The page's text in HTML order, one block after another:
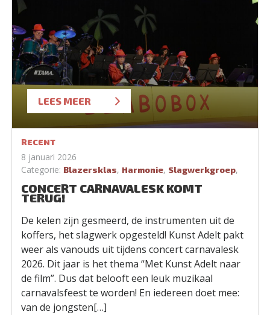
RECENT
8 januari 2026
Categorie: Blazersklas, Harmonie, Slagwerkgroep,
CONCERT CARNAVALESK KOMT
TERUG!
De kelen zijn gesmeerd, de instrumenten uit de
koffers, het slagwerk opgesteld! Kunst Adelt pakt
weer als vanouds uit tijdens concert carnavalesk
2026. Dit jaar is het thema “Met Kunst Adelt naar
de film”. Dus dat belooft een leuk muzikaal
carnavalsfeest te worden! En iedereen doet mee:
van de jongsten[…]
LEES MEER